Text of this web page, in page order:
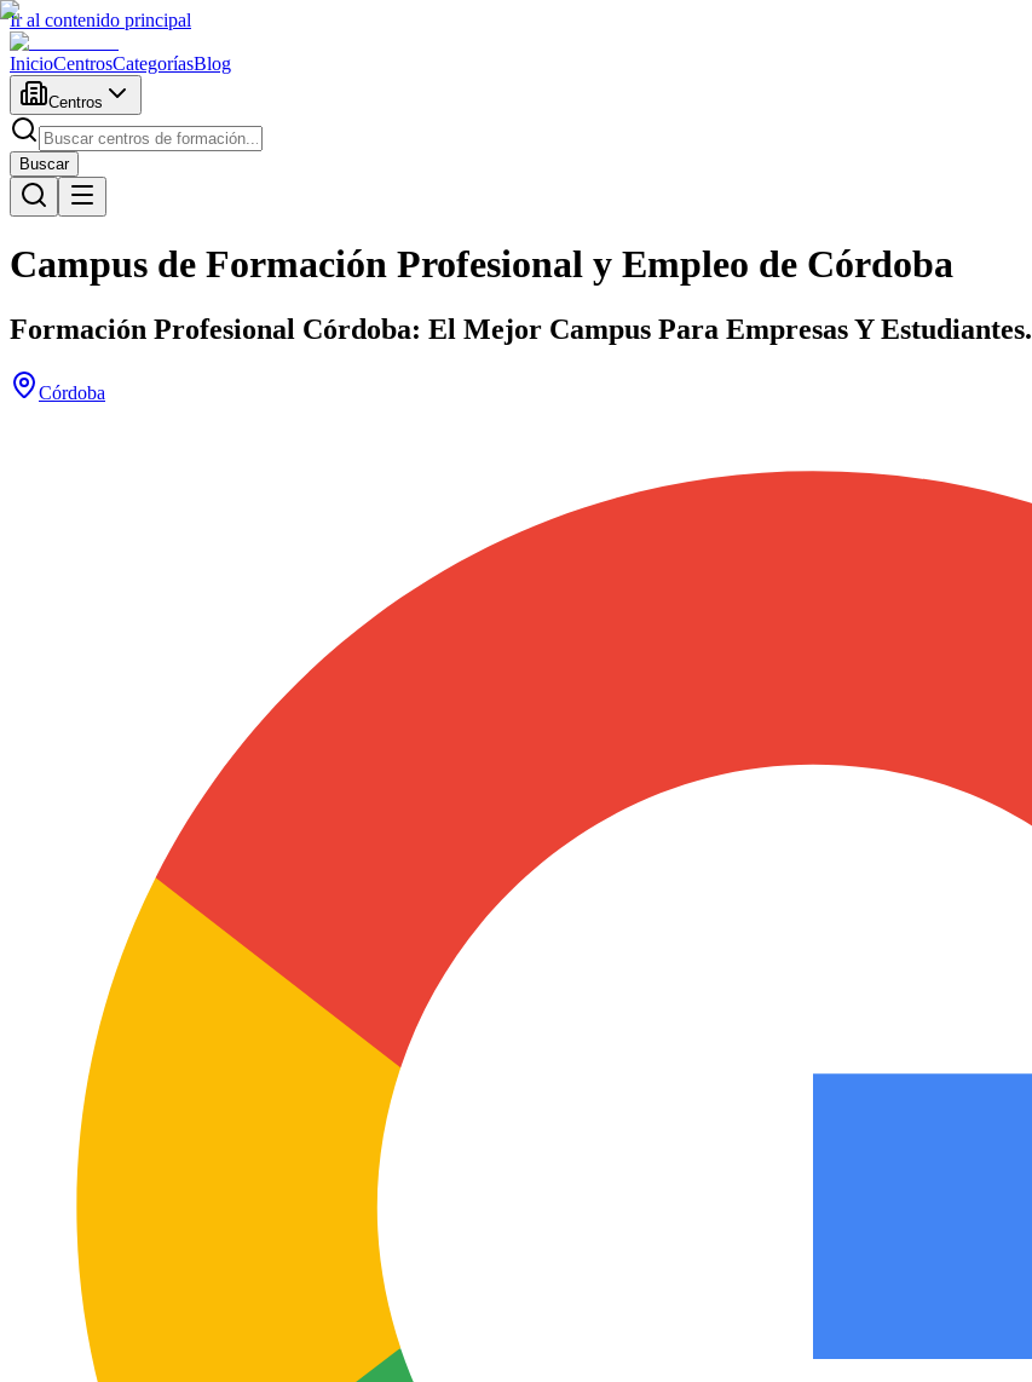
Ir al contenido principal
InicioCentrosCategoríasBlog
Centros
Buscar
Campus de Formación Profesional y Empleo de Córdoba
Formación Profesional Córdoba: El Mejor Campus Para Empresas Y Estudiantes.
Córdoba